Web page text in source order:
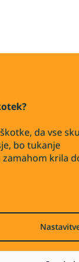
da vse
bo tukanje
zamahom krila